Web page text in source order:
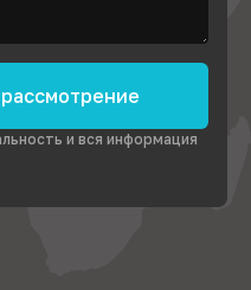
и вся информация